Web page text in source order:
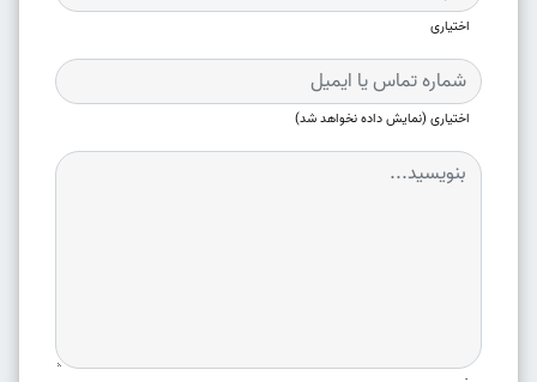
اختیاری
اختیاری (نمایش داده نخواهد شد)